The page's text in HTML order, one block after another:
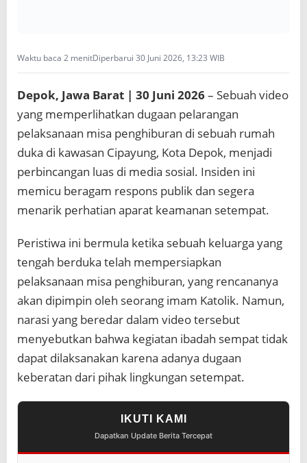
a
n
N
P
a
s
i
k
n
e
s
o
l
a
S
e
e
Waktu baca 2 menitDiperbarui 30 Juni 2026, 13:23 WIB
Depok, Jawa Barat | 30 Juni 2026– Sebuah video
yang memperlihatkan dugaan pelarangan
pelaksanaan misa penghiburan di sebuah rumah
duka di kawasan Cipayung, Kota Depok, menjadi
perbincangan luas di media sosial. Insiden ini
memicu beragam respons publik dan segera
menarik perhatian aparat keamanan setempat.
Peristiwa ini bermula ketika sebuah keluarga yang
tengah berduka telah mempersiapkan
pelaksanaan misa penghiburan, yang rencananya
akan dipimpin oleh seorang imam Katolik. Namun,
narasi yang beredar dalam video tersebut
menyebutkan bahwa kegiatan ibadah sempat tidak
dapat dilaksanakan karena adanya dugaan
keberatan dari pihak lingkungan setempat.
IKUTI KAMI
Dapatkan Update Berita Tercepat